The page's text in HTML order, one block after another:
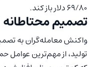
۶۹/۸۰ دلار باز کند.
تصمیم
واکنش معامله‌گران به
تولید، از مهم‌ترین عوامل